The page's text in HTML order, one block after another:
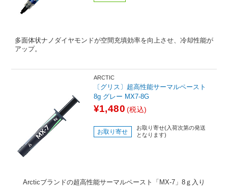
多面体状ナノダイヤモンドが空間充填効率を向上させ、冷却性能が
アップ。
ARCTIC
〔グリス〕超高性能サーマルペースト
8g グレー MX7-8G
¥1,480 (税込)
お取り寄せ
お取り寄せ(入荷次第の発送
となります)
Arcticブランドの超高性能サーマルペースト「MX-7」8ｇ入り